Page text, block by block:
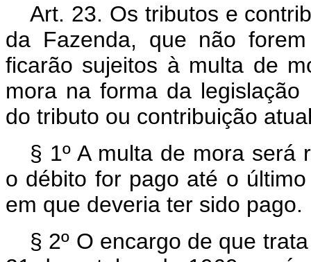
Art. 23. Os tributos e
da Fazenda, que não
ficarão sujeitos à multa de
mora na forma da
do tributo ou contribuição
§ 1º A multa de mora será
o débito for pago até o
em que deveria ter sido pago.
§ 2º O encargo de que